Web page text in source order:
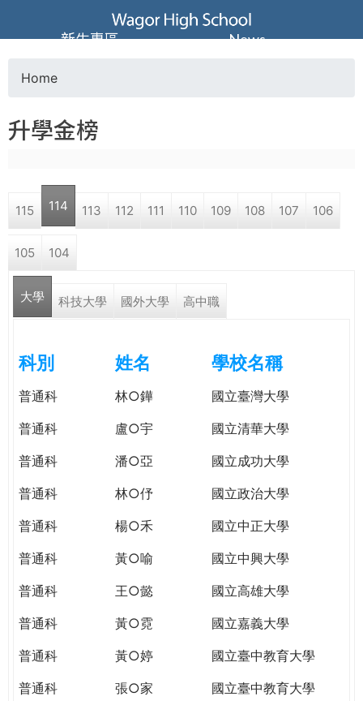
Jump to navigation
葳
格
高
學
格。
WAGOR
o
a
r
e
e
r
e
Home
升學金榜
115 114 113 112 111 110 109 108 107 106
105 104
大學 科技大學 國外大學 高中職
科別 姓名 學校名稱
普通科 林○鏵
國立臺灣大學
普通科
盧○宇
國立清華大學
普通科
潘○亞
國立成功大學
普通科
林○伃
國立政治大學
普通科
楊○禾
國立中正大學
普通科
黃○喻
國立中興大學
普通科
王○懿
國立高雄大學
普通科
黃○霓
國立嘉義大學
普通科
黃○婷
國立臺中教育大學
普通科
張○家
國立臺中教育大學
新生專區 News